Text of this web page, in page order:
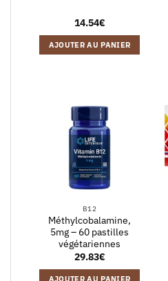
14.54€
AJOUTER AU PANIER
B12
Méthylcobalamine,
5mg – 60 pastilles
végétariennes
29.83€
AJOUTER AU PANIER